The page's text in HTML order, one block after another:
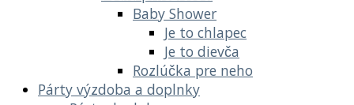
Baby Shower
Je to chlapec
Je to dievča
Rozlúčka pre neho
Párty výzdoba a doplnky